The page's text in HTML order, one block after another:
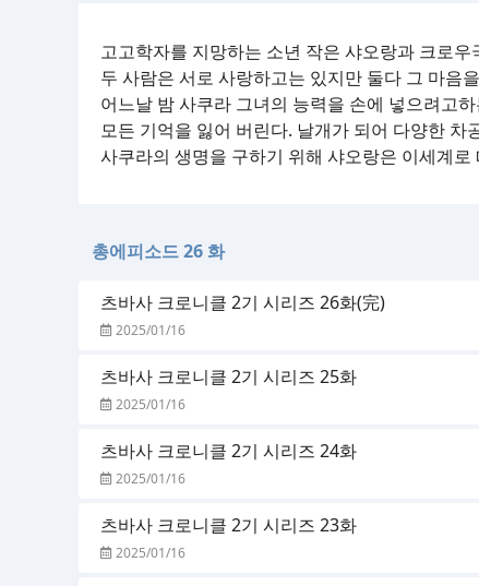
고고학자를 지망하는 소년 작은 샤오랑과 크로
두 사람은 서로 사랑하고는 있지만 둘다 그 마음
어느날 밤 사쿠라 그녀의 능력을 손에 넣으려고
모든 기억을 잃어 버린다. 날개가 되어 다양한 차
사쿠라의 생명을 구하기 위해 샤오랑은 이세계로
총에피소드 26 화
츠바사 크로니클 2기 시리즈 26화(完)
2025/01/16
츠바사 크로니클 2기 시리즈 25화
2025/01/16
츠바사 크로니클 2기 시리즈 24화
2025/01/16
츠바사 크로니클 2기 시리즈 23화
2025/01/16